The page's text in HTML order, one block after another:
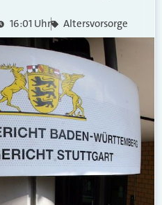
16:01 Uhr Altersvorsorge